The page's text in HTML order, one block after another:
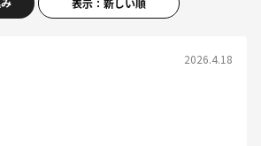
表示：新しい順
2026.4.18